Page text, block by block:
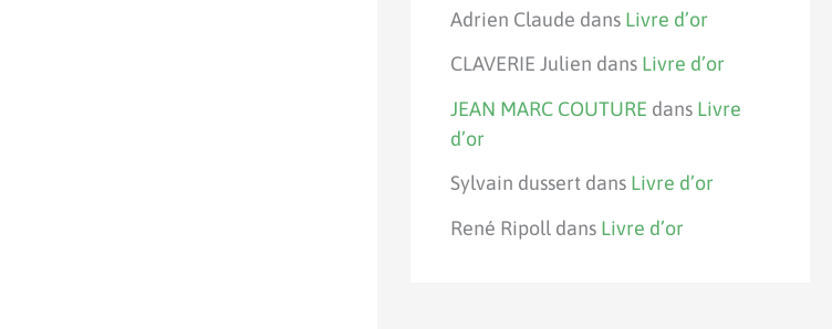
Adrien Claude dans Livre d’or
CLAVERIE Julien dans Livre d’or
JEAN MARC COUTURE dans Livre
d’or
Sylvain dussertdans Livre d’or
René Ripolldans Livre d’or